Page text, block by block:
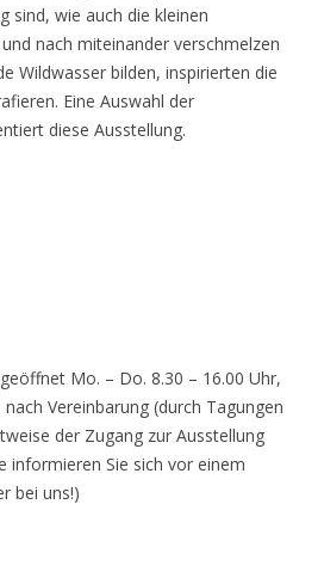
sind, wie auch die kleinen
nach miteinander verschmelzen
Wildwasser bilden, inspirierten die
Eine Auswahl der
diese Ausstellung.
Mo. – Do. 8.30 – 16.00 Uhr,
Vereinbarung (durch Tagungen
der Zugang zur Ausstellung
informieren Sie sich vor einem
bei uns!)